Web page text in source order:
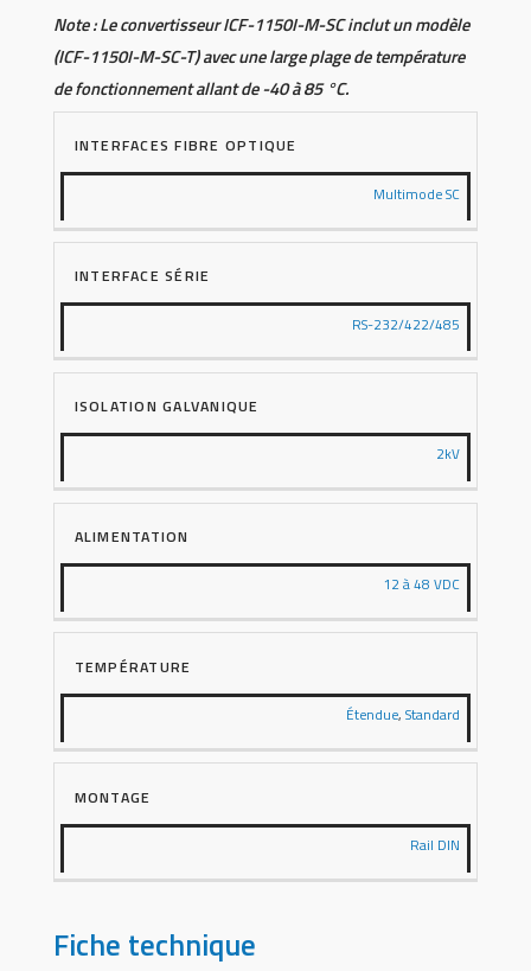
Note : Le convertisseur ICF-1150I-M-SC inclut un modèle
(ICF-1150I-M-SC-T) avec une large plage de température
de fonctionnement allant de -40 à 85 °C.
INTERFACES FIBRE OPTIQUE
Multimode SC
INTERFACE SÉRIE
RS-232/422/485
ISOLATION GALVANIQUE
2kV
ALIMENTATION
12 à 48 VDC
TEMPÉRATURE
Étendue,Standard
MONTAGE
Rail DIN
Fiche technique